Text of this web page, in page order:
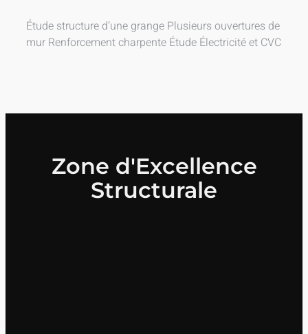
Étude structure d’une grange Plusieurs ouvertures de
mur Renforcement charpente Étude Électricité et CVC
Zone d'Excellence
Structurale